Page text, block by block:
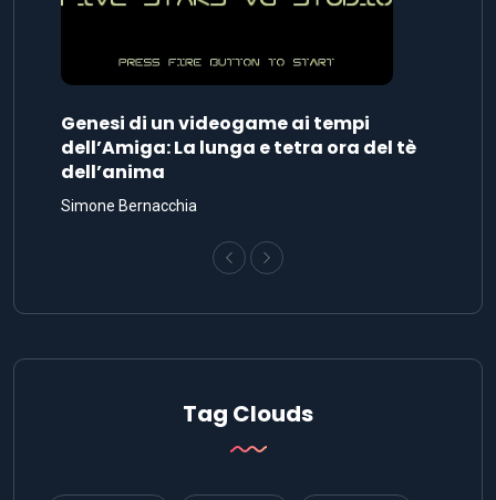
Genesi di un videogame ai tempi
dell’Amiga: La lunga e tetra ora del tè
dell’anima
Simone Bernacchia
Tag Clouds